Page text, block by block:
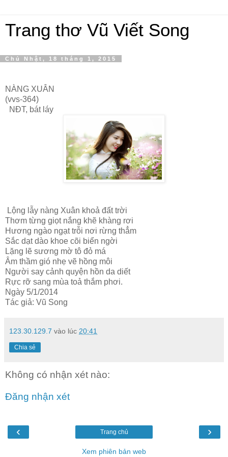
Trang thơ Vũ Viết Song
Chủ Nhật, 18 tháng 1, 2015
NÀNG XUÂN
(vvs-364)
NĐT, bát láy
Lộng lẫy nàng Xuân khoả đất trời
Thơm từng giọt nắng khẽ khàng rơi
Hương ngào ngạt trỗi nơi rừng thẳm
Sắc dạt dào khoe cõi biển ngời
Lặng lẽ sương mờ tô đỏ má
Âm thầm gió nhẹ vẽ hồng môi
Người say cảnh quyện hồn da diết
Rực rỡ sang mùa toả thắm phơi.
Ngày 5/1/2014
Tác giả: Vũ Song
123.30.129.7 vào lúc 20:41
Chia sẻ
Không có nhận xét nào:
Đăng nhận xét
‹ ›
Trang chủ
Xem phiên bản web